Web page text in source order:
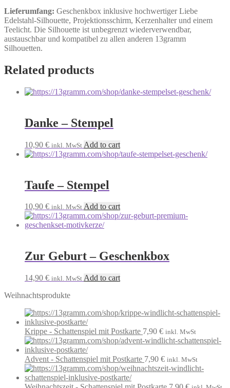
Lieferumfang: Geschenkbox inklusive hochwertiger Liebe
Edelstahl-Silhouette, Projektionsschirm, Kerzenhalter und einem
Teelicht. Die Silhouette ist unbegrenzt wiederverwendbar,
austauschbar und kompatibel zu allen anderen 13gramm
Silhouetten.
Related products
Danke – Stempel
10,90 € inkl. MwSt Add to cart
Taufe – Stempel
10,90 € inkl. MwSt Add to cart
Zur Geburt – Geschenkbox
14,90 € inkl. MwSt Add to cart
Weihnachtsprodukte
Krippe - Schattenspiel mit Postkarte 7,90 € inkl. MwSt
Advent - Schattenspiel mit Postkarte 7,90 € inkl. MwSt